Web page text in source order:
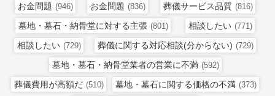
お金問題 (946) お金問題 (836) 葬儀サービス品質 (816)
墓地・墓石・納骨堂に対する主張 (801) 相談したい (771)
相談したい (729) 葬儀に関する対応相談(分からない) (729)
墓地・墓石・納骨堂業者の営業に不満 (592)
葬儀費用が高額だ (510) 墓地・墓石に関する価格の不満 (373)